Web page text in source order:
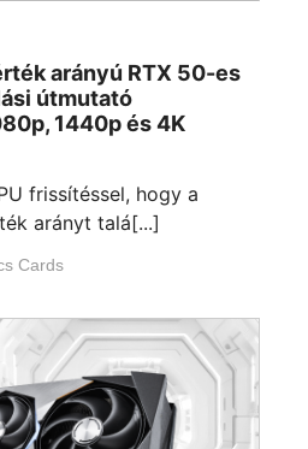
arányú RTX 50-es
útmutató
1440p és 4K
frissítéssel, hogy a
arányt talá[...]
Cards